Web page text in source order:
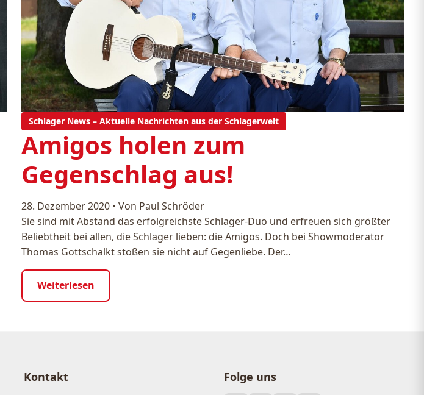
Schlager News – Aktuelle Nachrichten aus der Schlagerwelt
Amigos holen zum
Gegenschlag aus!
28. Dezember 2020 • Von Paul Schröder
Sie sind mit Abstand das erfolgreichste Schlager-Duo und erfreuen sich größter
Beliebtheit bei allen, die Schlager lieben: die Amigos. Doch bei Showmoderator
Thomas Gottschalkt stoßen sie nicht auf Gegenliebe. Der…
Weiterlesen
Kontakt Folge uns